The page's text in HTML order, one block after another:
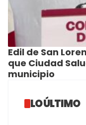
Edil de San
que Ciudad
municipio
LO ÚLTIMO